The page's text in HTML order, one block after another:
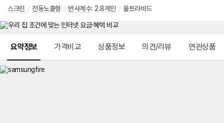
스크린 / 전동노출형 / 반사계수: 2.8게인 / 울트라비드
요약정보 가격비교 상품정보 의견/리뷰 연관상품